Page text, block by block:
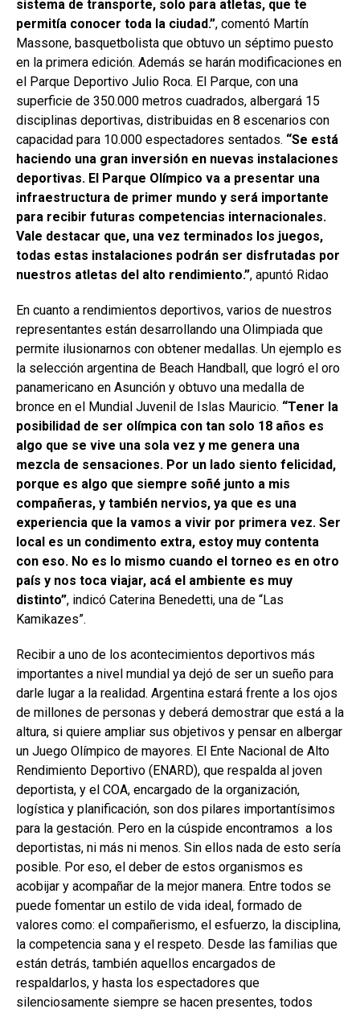
sistema de transporte, solo para atletas, que te
permitía conocer toda la ciudad.”, comentó Martín
Massone, basquetbolista que obtuvo un séptimo puesto
en la primera edición. Además se harán modificaciones en
el Parque Deportivo Julio Roca. El Parque, con una
superficie de 350.000 metros cuadrados, albergará 15
disciplinas deportivas, distribuidas en 8 escenarios con
capacidad para 10.000 espectadores sentados. “Se está
haciendo una gran inversión en nuevas instalaciones
deportivas. El Parque Olímpico va a presentar una
infraestructura de primer mundo y será importante
para recibir futuras competencias internacionales.
Vale destacar que, una vez terminados los juegos,
todas estas instalaciones podrán ser disfrutadas por
nuestros atletas del alto rendimiento.”, apuntó Ridao
En cuanto a rendimientos deportivos, varios de nuestros
representantes están desarrollando una Olimpiada que
permite ilusionarnos con obtener medallas. Un ejemplo es
la selección argentina de Beach Handball, que logró el oro
panamericano en Asunción y obtuvo una medalla de
bronce en el Mundial Juvenil de Islas Mauricio. “Tener la
posibilidad de ser olímpica con tan solo 18 años es
algo que se vive una sola vez y me genera una
mezcla de sensaciones. Por un lado siento felicidad,
porque es algo que siempre soñé junto a mis
compañeras, y también nervios, ya que es una
experiencia que la vamos a vivir por primera vez. Ser
local es un condimento extra, estoy muy contenta
con eso. No es lo mismo cuando el torneo es en otro
país y nos toca viajar, acá el ambiente es muy
distinto”, indicó Caterina Benedetti, una de “Las
Kamikazes”.
Recibir a uno de los acontecimientos deportivos más
importantes a nivel mundial ya dejó de ser un sueño para
darle lugar a la realidad. Argentina estará frente a los ojos
de millones de personas y deberá demostrar que está a la
altura, si quiere ampliar sus objetivos y pensar en albergar
un Juego Olímpico de mayores. El Ente Nacional de Alto
Rendimiento Deportivo (ENARD), que respalda al joven
deportista, y el COA, encargado de la organización,
logística y planificación, son dos pilares importantísimos
para la gestación. Pero en la cúspide encontramos a los
deportistas, ni más ni menos. Sin ellos nada de esto sería
posible. Por eso, el deber de estos organismos es
acobijar y acompañar de la mejor manera. Entre todos se
puede fomentar un estilo de vida ideal, formado de
valores como: el compañerismo, el esfuerzo, la disciplina,
la competencia sana y el respeto. Desde las familias que
están detrás, también aquellos encargados de
respaldarlos, y hasta los espectadores que
silenciosamente siempre se hacen presentes, todos